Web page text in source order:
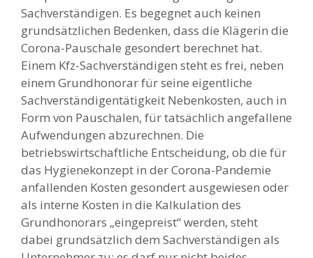
Sachverständigen. Es begegnet auch keinen
grundsätzlichen Bedenken, dass die Klägerin die
Corona-Pauschale gesondert berechnet hat.
Einem Kfz-Sachverständigen steht es frei, neben
einem Grundhonorar für seine eigentliche
Sachverständigentätigkeit Nebenkosten, auch in
Form von Pauschalen, für tatsächlich angefallene
Aufwendungen abzurechnen. Die
betriebswirtschaftliche Entscheidung, ob die für
das Hygienekonzept in der Corona-Pandemie
anfallenden Kosten gesondert ausgewiesen oder
als interne Kosten in die Kalkulation des
Grundhonorars „eingepreist“ werden, steht
dabei grundsätzlich dem Sachverständigen als